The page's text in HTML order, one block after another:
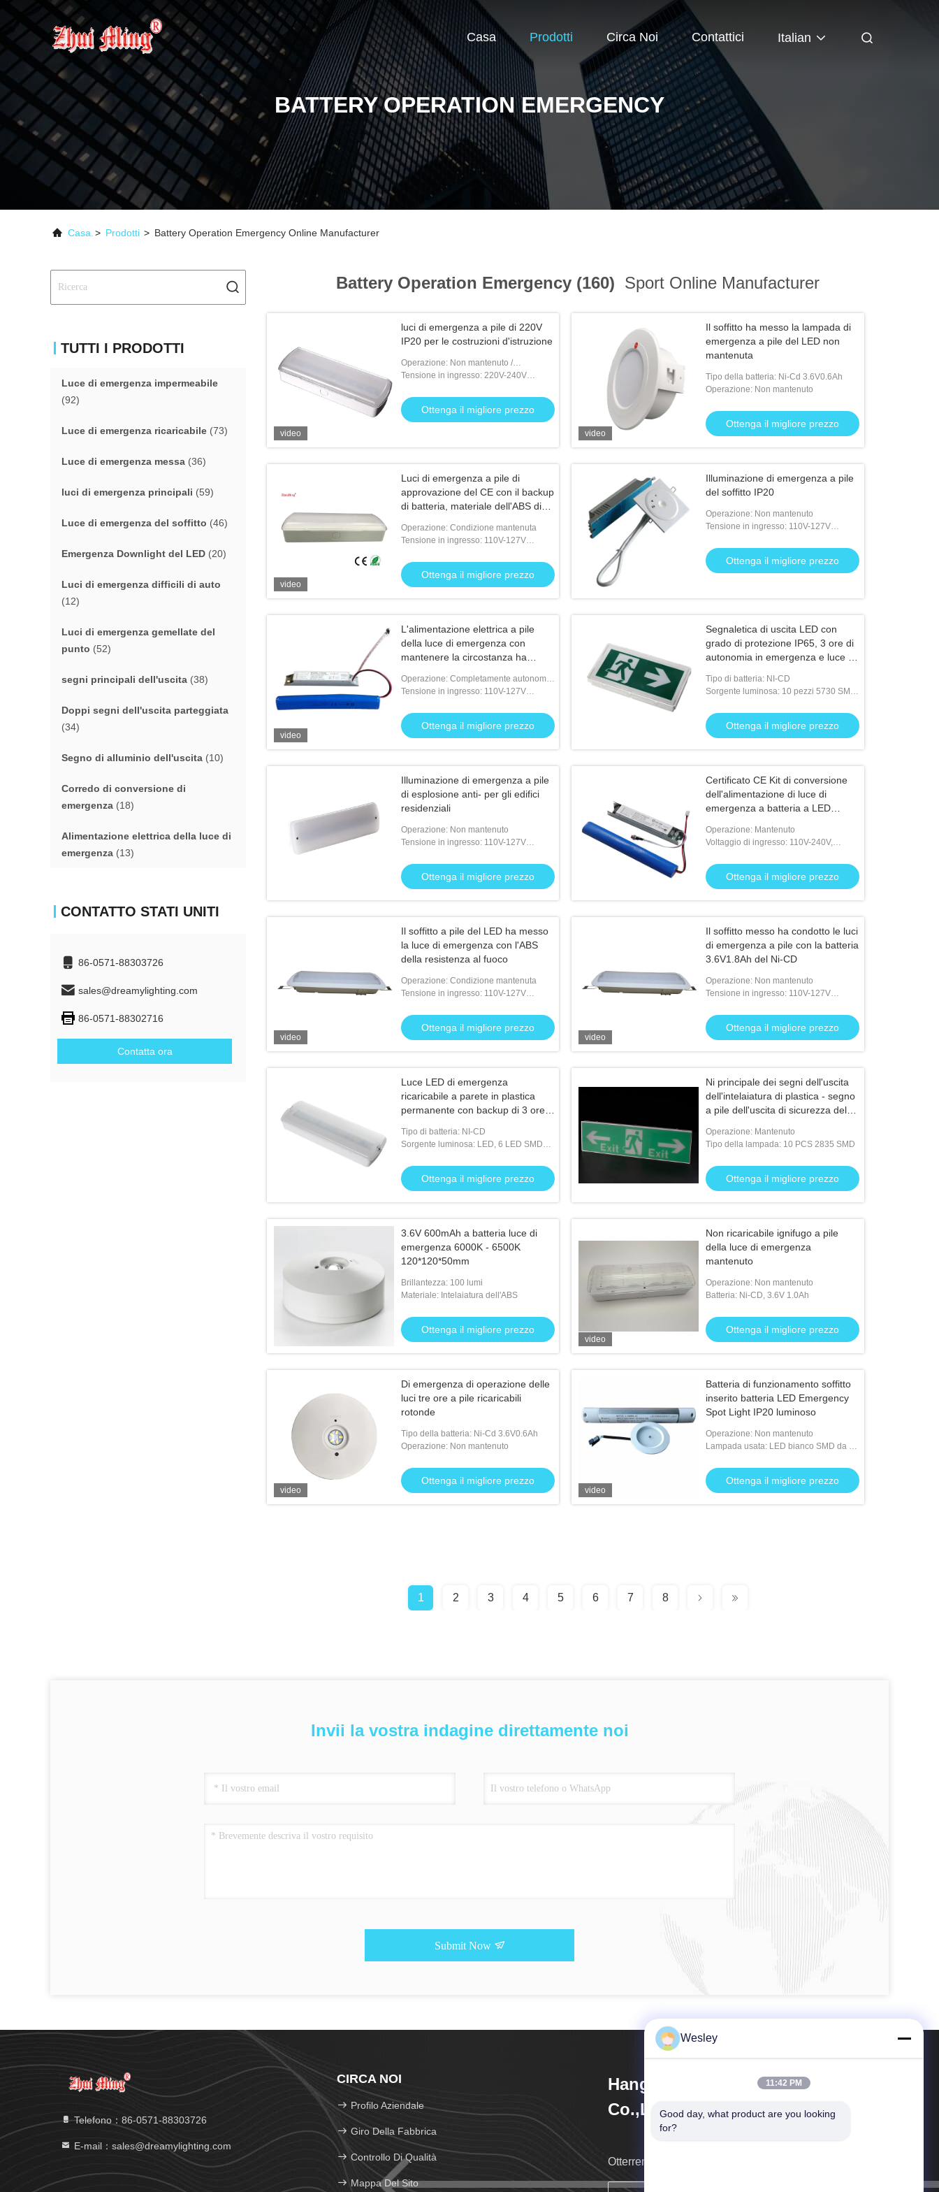
Casa Prodotti Circa Noi Contattici Italian
BATTERY OPERATION EMERGENCY
Casa. > Prodotti > Battery Operation Emergency Online Manufacturer
TUTTI I PRODOTTI
Luce di emergenza impermeabile
(92)
Luce di emergenza ricaricabile (73)
Luce di emergenza messa (36)
luci di emergenza principali (59)
Luce di emergenza del soffitto (46)
Emergenza Downlight del LED (20)
Luci di emergenza difficili di auto
(12)
Luci di emergenza gemellate del
punto (52)
segni principali dell'uscita (38)
Doppi segni dell'uscita parteggiata
(34)
Segno di alluminio dell'uscita (10)
Corredo di conversione di
emergenza (18)
Alimentazione elettrica della luce di
emergenza (13)
CONTATTO STATI UNITI
86-0571-88303726
sales@dreamylighting.com
86-0571-88302716
Contatta ora
Battery Operation Emergency (160) Sport Online Manufacturer
video
luci di emergenza a pile di 220V
IP20 per le costruzioni d'istruzione
Operazione: Non mantenuto /
Mantenuto
Tensione in ingresso: 220V-240V
Ottenga il migliore prezzo
video
Il soffitto ha messo la lampada di
emergenza a pile del LED non
mantenuta
Tipo della batteria: Ni-Cd 3.6V0.6Ah
Operazione: Non mantenuto
Ottenga il migliore prezzo
video
Luci di emergenza a pile di
approvazione del CE con il backup
di batteria, materiale dell'ABS di
Operazione: Condizione mantenuta
Tensione in ingresso: 110V-127V
Ottenga il migliore prezzo
Illuminazione di emergenza a pile
del soffitto IP20
Operazione: Non mantenuto
Tensione in ingresso: 110V-127V
Ottenga il migliore prezzo
video
L'alimentazione elettrica a pile
della luce di emergenza con
mantenere la circostanza ha
Operazione: Completamente autonomo
per lo stato Maintained
Tensione in ingresso: 110V-127V
Ottenga il migliore prezzo
Segnaletica di uscita LED con
grado di protezione IP65, 3 ore di
autonomia in emergenza e luce di
Ni-Cd
Tipo di batteria: NI-CD
Sorgente luminosa: 10 pezzi 5730 SMD
Ottenga il migliore prezzo
Illuminazione di emergenza a pile
di esplosione anti- per gli edifici
residenziali
Operazione: Non mantenuto
Tensione in ingresso: 110V-127V
Ottenga il migliore prezzo
Certificato CE Kit di conversione
dell'alimentazione di luce di
emergenza a batteria a LED
Operazione: Mantenuto
Voltaggio di ingresso: 110V-240V,
Ottenga il migliore prezzo
video
Il soffitto a pile del LED ha messo
la luce di emergenza con l'ABS
della resistenza al fuoco
Operazione: Condizione mantenuta
Tensione in ingresso: 110V-127V
Ottenga il migliore prezzo
video
Il soffitto messo ha condotto le luci
di emergenza a pile con la batteria
3.6V1.8Ah del Ni-CD
Operazione: Non mantenuto
Tensione in ingresso: 110V-127V
Ottenga il migliore prezzo
Luce LED di emergenza
ricaricabile a parete in plastica
permanente con backup di 3 ore e
Tipo di batteria: NI-CD
Sorgente luminosa: LED, 6 LED SMD
Ottenga il migliore prezzo
Ni principale dei segni dell'uscita
dell'intelaiatura di plastica - segno
a pile dell'uscita di sicurezza del
Operazione: Mantenuto
Tipo della lampada: 10 PCS 2835 SMD
Ottenga il migliore prezzo
3.6V 600mAh a batteria luce di
emergenza 6000K - 6500K
120*120*50mm
Brillantezza: 100 lumi
Materiale: Intelaiatura dell'ABS
Ottenga il migliore prezzo
video
Non ricaricabile ignifugo a pile
della luce di emergenza
mantenuto
Operazione: Non mantenuto
Batteria: Ni-CD, 3.6V 1.0Ah
Ottenga il migliore prezzo
video
Di emergenza di operazione delle
luci tre ore a pile ricaricabili
rotonde
Tipo della batteria: Ni-Cd 3.6V0.6Ah
Operazione: Non mantenuto
Ottenga il migliore prezzo
video
Batteria di funzionamento soffitto
inserito batteria LED Emergency
Spot Light IP20 luminoso
Operazione: Non mantenuto
Lampada usata: LED bianco SMD da 1 *
Ottenga il migliore prezzo
1 2 3 4 5 6 7 8
Invii la vostra indagine direttamente noi
Submit Now
Telefono：86-0571-88303726
E-mail：sales@dreamylighting.com
CIRCA NOI
Profilo Aziendale
Giro Della Fabbrica
Controllo Di Qualità
Mappa Del Sito
Hangzhou Dreamy Technology
Co.,Ltd
Otterremo appena possibile indietro voi.
Wesley
11:42 PM
Good day, what product are you looking
for?